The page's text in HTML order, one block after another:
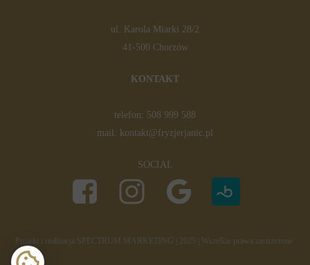
Projekt i realizacja SPECTRUM MARKETING | 2025 | Wszelkie prawa zastrzeżone
SOCIAL
KONTAKT
telefon: 508 999 588
mail: kontakt@fryzjerjanic.pl
ul. Karola Miarki 28/2
41-500 Chorzów